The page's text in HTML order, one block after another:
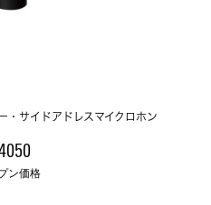
・サイドアドレスマイクロホン
ン価格